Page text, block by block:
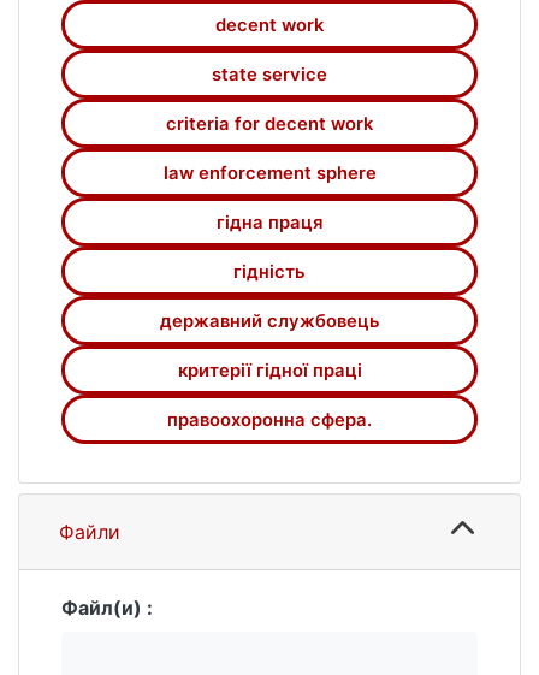
структури ознак (критеріїв) гідної праці,
встановлюється концептуальний зміст
гідної праці на державній службі у
правоохоронній сфері України та
визначаються основні критерії гідної праці
держслужбовців у відповідній сфері.
decent work
state service
criteria for decent work
law enforcement sphere
гідна праця
гідність
державний службовець
критерії гідної праці
правоохоронна сфера.
Файли
Файл(и) :